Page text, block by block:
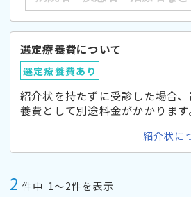
選定療養費について
選定療養費あり
紹介状を持たずに受診した場合
養費として別途料金がかかります
紹介状に
2 件中 1〜2件を表示